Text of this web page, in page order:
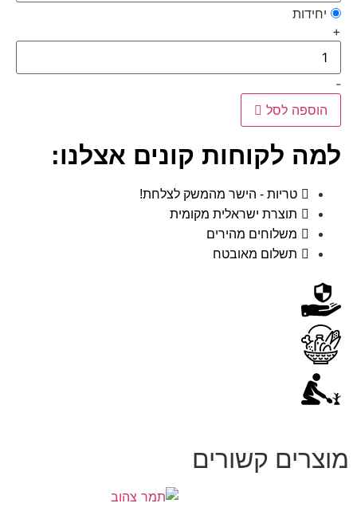
יחידות
+
-
הוספה לסל
למה לקוחות קונים אצלנו:
טריות - הישר מהמשק לצלחת!
תוצרת ישראלית מקומית
משלוחים מהירים
תשלום מאובטח
מוצרים קשורים